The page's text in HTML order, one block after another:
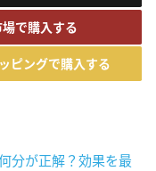
で購入する
ピングで購入する
分が正解？効果を最